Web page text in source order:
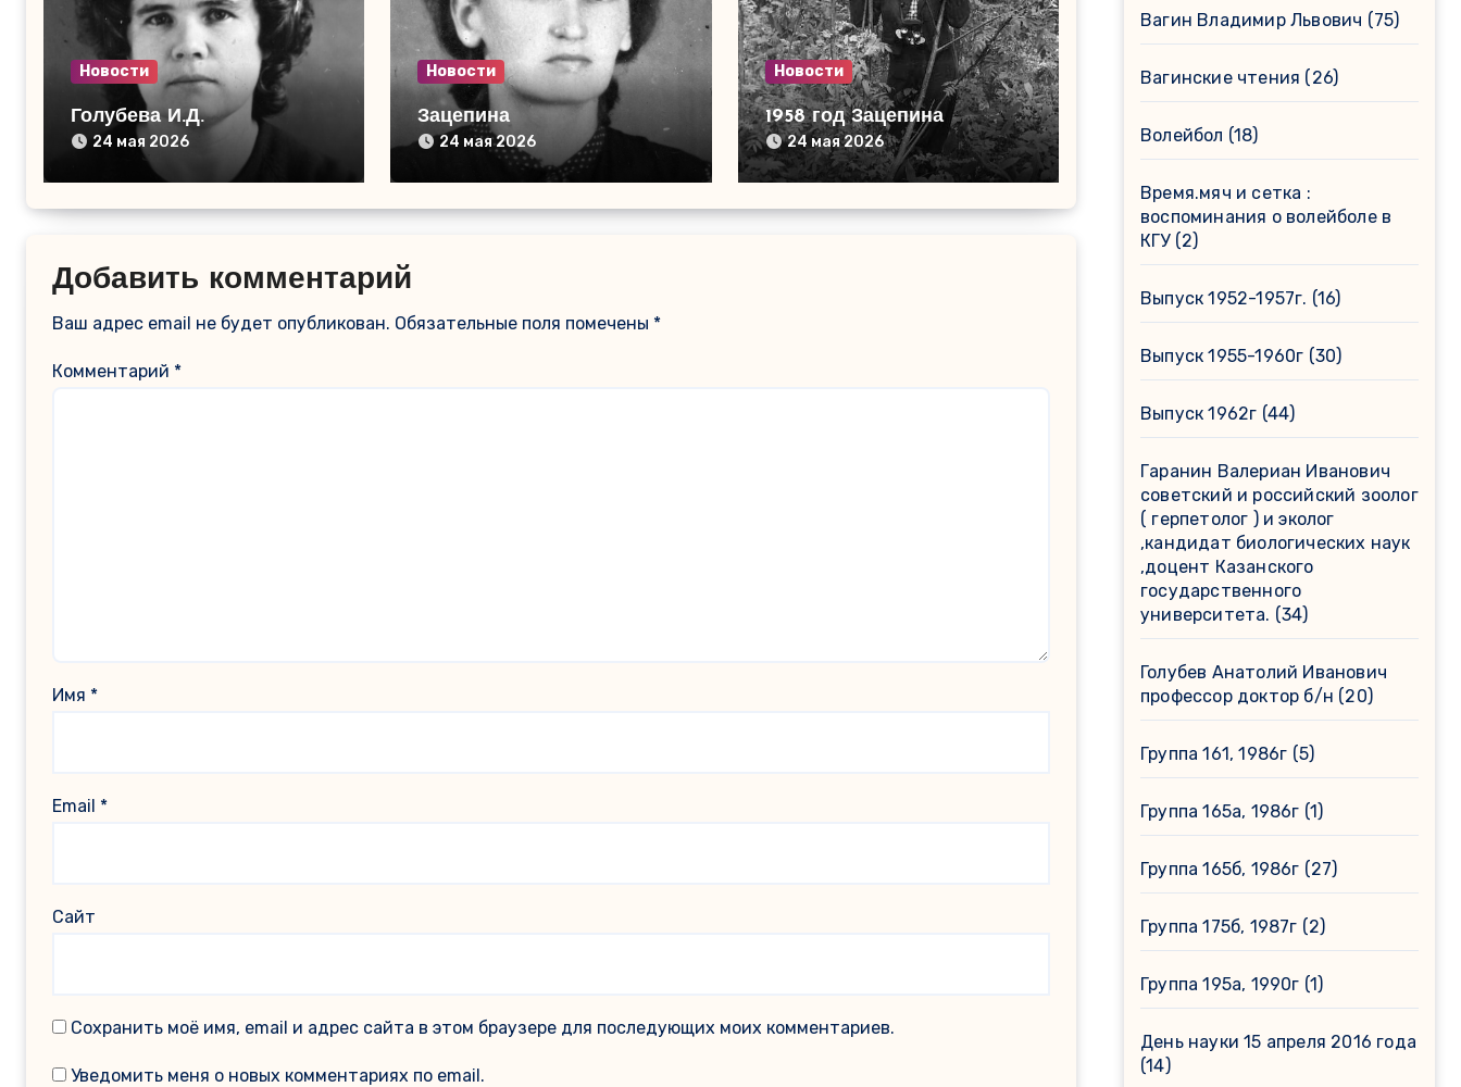
Новости
Голубева И.Д.
24 мая 2026
Новости
Зацепина
24 мая 2026
Новости
1958 год Зацепина
24 мая 2026
Добавить комментарий
Ваш адрес email не будет опубликован. Обязательные поля помечены *
Комментарий *
Имя *
Email *
Сайт
Сохранить моё имя, email и адрес сайта в этом браузере для последующих моих комментариев.
Уведомить меня о новых комментариях по email.
Вагин Владимир Львович (75)
Вагинские чтения (26)
Волейбол (18)
Время.мяч и сетка :
воспоминания о волейболе в
КГУ(2)
Выпуск 1952-1957г. (16)
Выпуск 1955-1960г (30)
Выпуск 1962г (44)
Гаранин Валериан Иванович
советский и российский зоолог
( герпетолог ) и эколог
,кандидат биологических наук
,доцент Казанского
государственного
университета. (34)
Голубев Анатолий Иванович
профессор доктор б/н (20)
Группа 161, 1986г (5)
Группа 165а, 1986г (1)
Группа 165б, 1986г (27)
Группа 175б, 1987г (2)
Группа 195а, 1990г (1)
День науки 15 апреля 2016 года
(14)